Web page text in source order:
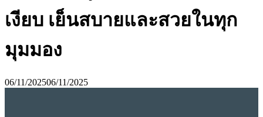
เงียบ เย็นสบายและสวยในทุก
มุมมอง
06/11/202506/11/2025